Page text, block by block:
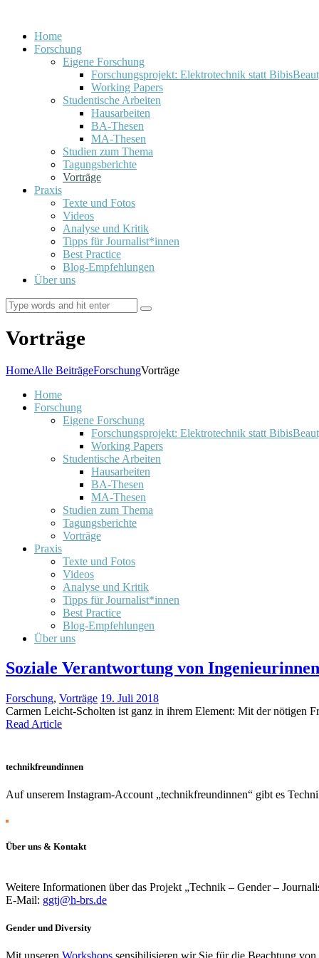
Home
Forschung
Eigene Forschung
Forschungsprojekt: Elektrotechnik statt
Working Papers
Studentische Arbeiten
Hausarbeiten
BA-Thesen
MA-Thesen
Studien zum Thema
Tagungsberichte
Vorträge
Praxis
Texte und Fotos
Videos
Analyse und Kritik
Tipps für Journalist*innen
Best Practice
Blog-Empfehlungen
Über uns
Vorträge
HomeAlle BeiträgeForschungVorträge
Home
Forschung
Eigene Forschung
Forschungsprojekt: Elektrotechnik statt
Working Papers
Studentische Arbeiten
Hausarbeiten
BA-Thesen
MA-Thesen
Studien zum Thema
Tagungsberichte
Vorträge
Praxis
Texte und Fotos
Videos
Analyse und Kritik
Tipps für Journalist*innen
Best Practice
Blog-Empfehlungen
Über uns
Soziale Verantwortung von
Forschung, Vorträge 19. Juli 2018
Carmen Leicht-Scholten ist ganz in ihrem Element: Mit der nötigen
Read Article
technikfreundinnen
Auf unserem Instagram-Account „technikfreundinnen“ gibt es
Über uns & Kontakt
Weitere Informationen über das Projekt „Technik – Gender –
E-Mail: ggtj@h-brs.de
Gender und Diversity